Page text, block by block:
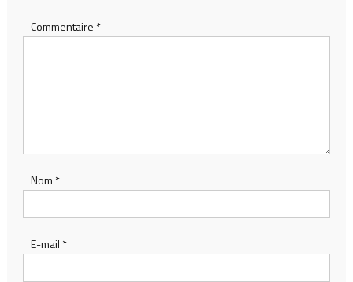
Commentaire *
Nom *
E-mail *